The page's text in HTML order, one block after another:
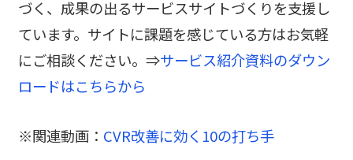
づく、成果の出るサービスサイトづくりを支援し
ています。サイトに課題を感じている方はお気軽
にご相談ください。⇒サービス紹介資料のダウン
ロードはこちらから
※関連動画： CVR改善に効く10の打ち手